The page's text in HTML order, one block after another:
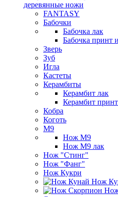
деревянные ножи
FANTASY
Бабочки
Бабочка лак
Бабочка принт
Зверь
Зуб
Игла
Кастеты
Керамбиты
Керамбит лак
Керамбит
Кобра
Коготь
М9
Нож М9
Нож М9 лак
Нож "Стинг"
Нож "Фанг"
Нож Кукри
Нож